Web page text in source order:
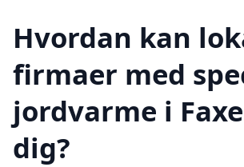
Hvordan kan
firmaer med
jordvarme i
dig?